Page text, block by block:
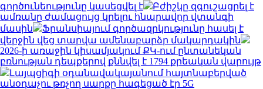
գործունեությունը կասեցվել է
Բժիշկը զգուշացրել է
ամռանը ժամացույց կրելու հնարավոր վտանգի
մասին
Ֆրանսիայում գործազրկությունը հասել է
վերջին վեց տարվա ամենաբարձր մակարդակին
2026-ի առաջին կիսամյակում ՔԿ-ում ընտանեկան
բռնության դեպքերով քննվել է 1794 քրեական վարույթ
Լայպցիգի օդանավակայանում հայտնաբերված
անօդաչու թռչող սարքը հագեցած էր 5G